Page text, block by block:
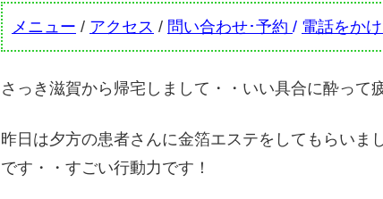
メニュー / アクセス / 問い合わせ･予約 / 電話をか
さっき滋賀から帰宅しまして・・いい具合に酔って
昨日は夕方の患者さんに金箔エステをしてもらいま
です・・すごい行動力です！